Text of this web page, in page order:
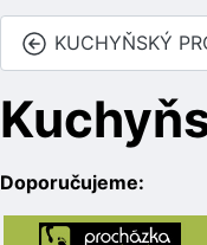
KUCHYŇSKÝ
Doporučujeme: